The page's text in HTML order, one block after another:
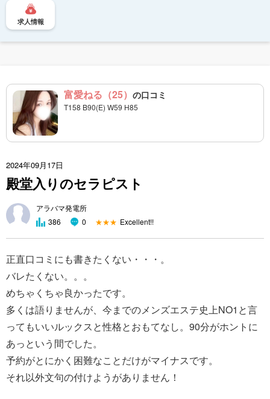
求人情報
富愛ねる（25） の口コミ
T158 B90(E) W59 H85
2024年09月17日
殿堂入りのセラピスト
アラバマ発電所
386
0 ★★★ Excellent!!
正直口コミにも書きたくない・・・。
バレたくない。。。
めちゃくちゃ良かったです。
多くは語りませんが、今までのメンズエステ史上NO1と言
ってもいいルックスと性格とおもてなし。90分がホントに
あっという間でした。
予約がとにかく困難なことだけがマイナスです。
それ以外文句の付けようがありません！